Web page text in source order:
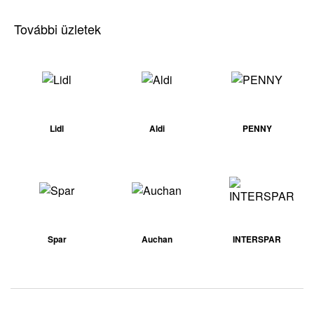
További üzletek
Lidl Aldi PENNY
Spar Auchan INTERSPAR